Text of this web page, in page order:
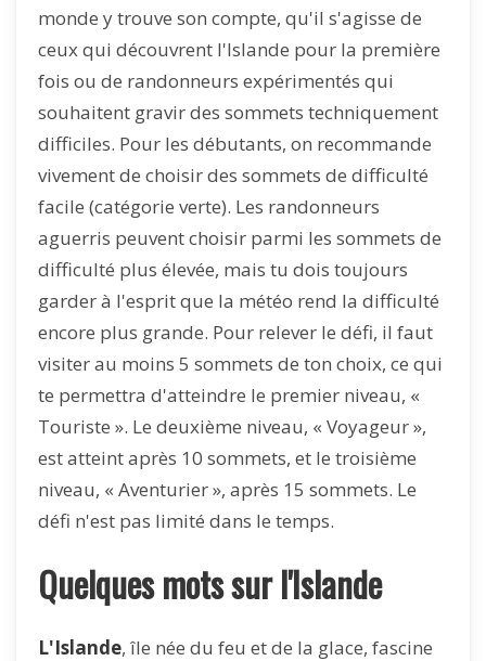
monde y trouve son compte, qu'il s'agisse de
ceux qui découvrent l'Islande pour la première
fois ou de randonneurs expérimentés qui
souhaitent gravir des sommets techniquement
difficiles. Pour les débutants, on recommande
vivement de choisir des sommets de difficulté
facile (catégorie verte). Les randonneurs
aguerris peuvent choisir parmi les sommets de
difficulté plus élevée, mais tu dois toujours
garder à l'esprit que la météo rend la difficulté
encore plus grande. Pour relever le défi, il faut
visiter au moins 5 sommets de ton choix, ce qui
te permettra d'atteindre le premier niveau, «
Touriste ». Le deuxième niveau, « Voyageur »,
est atteint après 10 sommets, et le troisième
niveau, « Aventurier », après 15 sommets. Le
défi n'est pas limité dans le temps.
Quelques mots sur l'Islande
L'Islande, île née du feu et de la glace, fascine